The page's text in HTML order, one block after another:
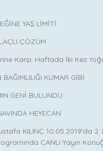
YAŞ LİMİTİ
ÇÖZÜM
Karşı: Haftada İki Kez
KUMAR GİBİ
GENİ BULUNDU
HEYECAN
KILINÇ 10.05.2019’da 2.
CANLI Yayın